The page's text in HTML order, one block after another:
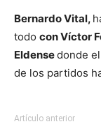
Bernardo Vital,
todo con Víctor
Eldensedonde
de los partidos
Artículo anterior